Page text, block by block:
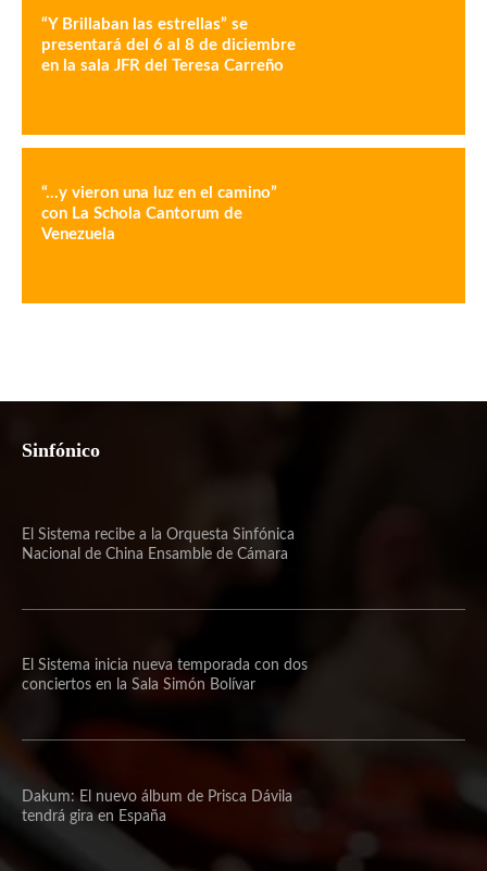
“Y Brillaban las estrellas” se
presentará del 6 al 8 de diciembre
en la sala JFR del Teresa Carreño
“…y vieron una luz en el camino”
con La Schola Cantorum de
Venezuela
Sinfónico
El Sistema recibe a la Orquesta Sinfónica
Nacional de China Ensamble de Cámara
El Sistema inicia nueva temporada con dos
conciertos en la Sala Simón Bolívar
Dakum: El nuevo álbum de Prisca Dávila
tendrá gira en España